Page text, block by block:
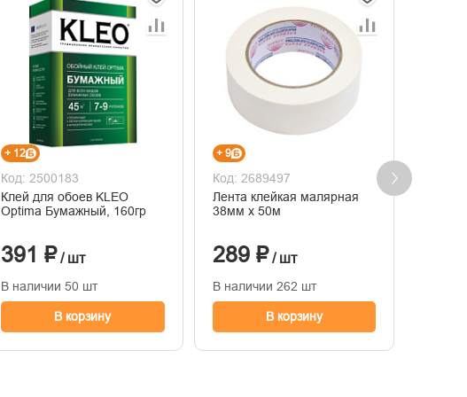
+ 12
Код: 2500183
Клей для обоев KLEO
Optima Бумажный, 160гр
391 ₽ / шт
В наличии 50 шт
В корзину
+ 9
Код: 2689497
Лента клейкая малярная
38мм х 50м
289 ₽/ шт
В наличии 262 шт
В корзину